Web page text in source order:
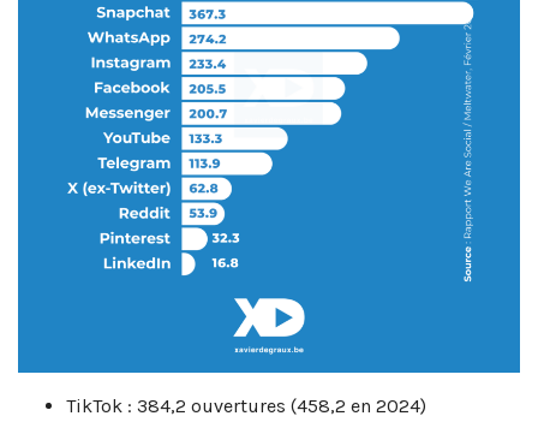
TikTok : 384,2 ouvertures (458,2 en 2024)